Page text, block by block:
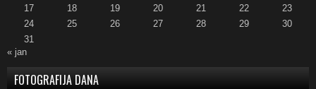
17
18 19 20 21 22
23
24
25 26 27 28 29
30
31
« jan
FOTOGRAFIJA DANA